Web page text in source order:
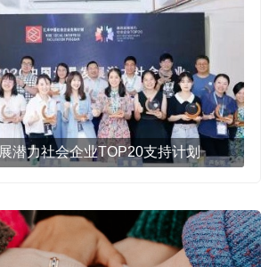
潜力社会企业TOP20支持计划